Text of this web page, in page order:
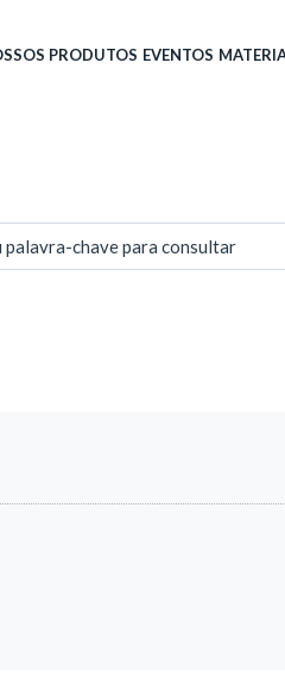
PRODUTOS EVENTOS
chave para consultar